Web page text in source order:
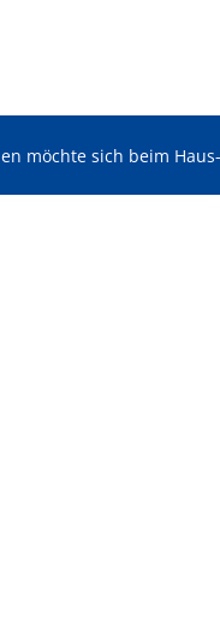
möchte sich beim